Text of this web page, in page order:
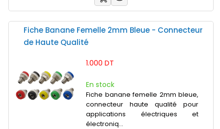
Fiche Banane Femelle 2mm Bleue - Connecteur
de Haute Qualité
1.000 DT
En stock
Fiche banane femelle 2mm bleue,
connecteur haute qualité pour
applications électriques et
électroniq...